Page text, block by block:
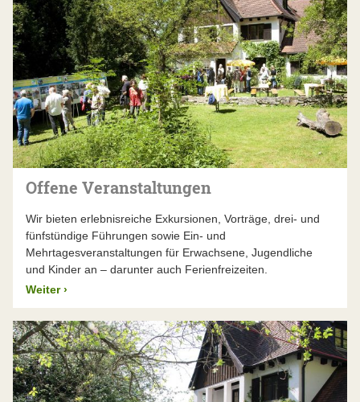
Offene Veranstaltungen
Wir bieten erlebnisreiche Exkursionen, Vorträge, drei- und
fünfstündige Führungen sowie Ein- und
Mehrtagesveranstaltungen für Erwachsene, Jugendliche
und Kinder an – darunter auch Ferienfreizeiten.
Weiter ›